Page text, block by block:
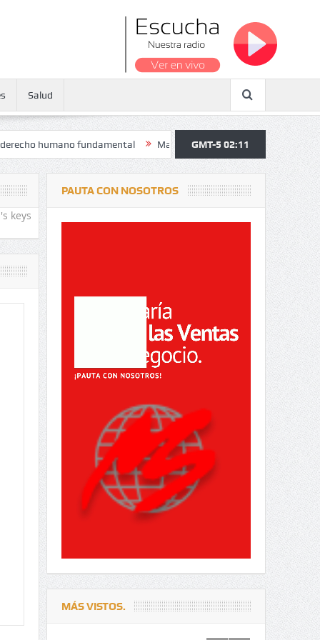
Salud
fundamental Maratón atendió a más de 38.000 jóvenes y
GMT-5 02:11
keys
PAUTA CON NOSOTROS
MÁS VISTOS.